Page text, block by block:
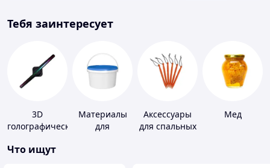
Тебя заинтересует
3D
голографические
Материалы
для
Аксессуары
для спальных
Мед
Что ищут